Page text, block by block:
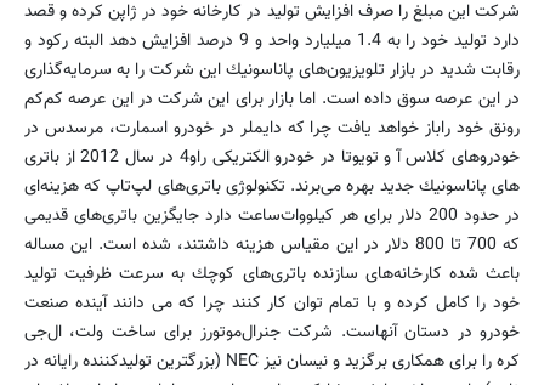
شركت این مبلغ را صرف افزایش تولید در كارخانه خود در ژاپن كرده و قصد
دارد تولید خود را به 1.4 میلیارد واحد و 9 درصد افزایش دهد البته ركود و
رقابت شدید در بازار تلویزیون‌‌های پاناسونیك این شركت را به سرمایه‌گذاری
در این عرصه سوق داده است. اما بازار برای این شركت در این عرصه كم‌كم
رونق خود راباز خواهد یافت چرا كه دایملر در خودرو اسمارت، مرسدس در
خودروهای كلاس آ و تویوتا در خودرو الكتریكی راو4 در سال 2012 از باتری‌
های پاناسونیك جدید بهره می‌برند. تكنولوژی باتری‌های لپ‌تاپ كه هزینه‌ای
در حدود 200 دلار برای هر كیلووات‌ساعت دارد جایگزین باتری‌های قدیمی
كه 700 تا 800 دلار در این مقیاس هزینه‌ داشتند، شده است. این مساله
باعث شده كارخانه‌های سازنده باتری‌های كوچك به سرعت ظرفیت تولید
خود را كامل كرده و با تمام توان كار كنند چرا كه می دانند آینده صنعت
خودرو در دستان آنهاست. شركت جنرال‌موتورز برای ساخت ولت، ال‌جی
كره را برای همكاری برگزید و نیسان نیز NEC (بزرگترین تولیدكننده رایانه در